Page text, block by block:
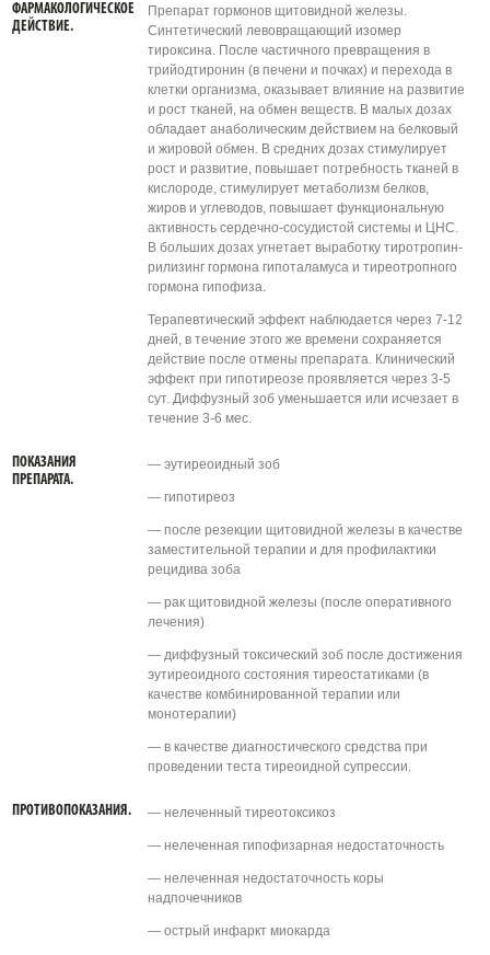
ФАРМАКОЛОГИЧЕСКОЕ
ДЕЙСТВИЕ.
Препарат гормонов щитовидной железы.
Синтетический левовращающий изомер
тироксина. После частичного превращения в
трийодтиронин (в печени и почках) и перехода в
клетки организма, оказывает влияние на развитие
и рост тканей, на обмен веществ. В малых дозах
обладает анаболическим действием на белковый
и жировой обмен. В средних дозах стимулирует
рост и развитие, повышает потребность тканей в
кислороде, стимулирует метаболизм белков,
жиров и углеводов, повышает функциональную
активность сердечно-сосудистой системы и ЦНС.
В больших дозах угнетает выработку тиротропин-
рилизинг гормона гипоталамуса и тиреотропного
гормона гипофиза.
Терапевтический эффект наблюдается через 7-12
дней, в течение этого же времени сохраняется
действие после отмены препарата. Клинический
эффект при гипотиреозе проявляется через 3-5
сут. Диффузный зоб уменьшается или исчезает в
течение 3-6 мес.
ПОКАЗАНИЯ
ПРЕПАРАТА.
— эутиреоидный зоб
— гипотиреоз
— после резекции щитовидной железы в качестве
заместительной терапии и для профилактики
рецидива зоба
— рак щитовидной железы (после оперативного
лечения)
— диффузный токсический зоб после достижения
эутиреоидного состояния тиреостатиками (в
качестве комбинированной терапии или
монотерапии)
— в качестве диагностического средства при
проведении теста тиреоидной супрессии.
ПРОТИВОПОКАЗАНИЯ. — нелеченный тиреотоксикоз
— нелеченная гипофизарная недостаточность
— нелеченная недостаточность коры
надпочечников
— острый инфаркт миокарда